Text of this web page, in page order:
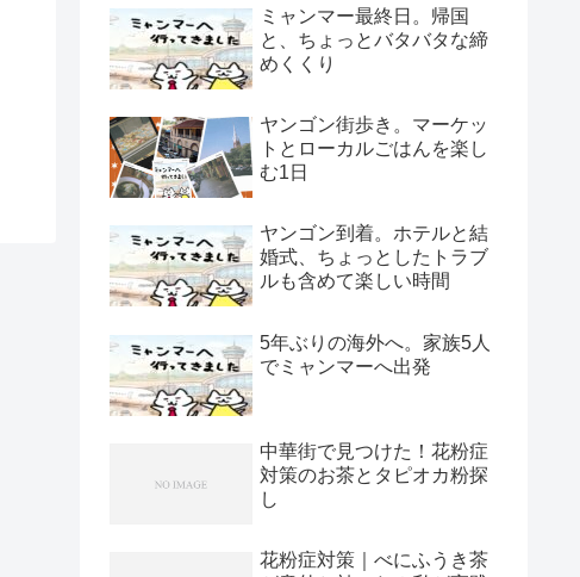
ミャンマー最終日。帰国
と、ちょっとバタバタな締
めくくり
ヤンゴン街歩き。マーケッ
トとローカルごはんを楽し
む1日
ヤンゴン到着。ホテルと結
婚式、ちょっとしたトラブ
ルも含めて楽しい時間
5年ぶりの海外へ。家族5人
でミャンマーへ出発
中華街で見つけた！花粉症
対策のお茶とタピオカ粉探
し
花粉症対策｜べにふうき茶